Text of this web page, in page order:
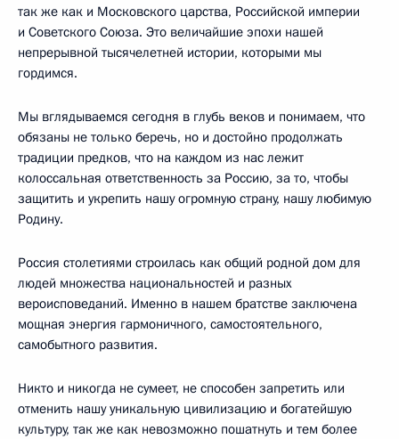
так же как и Московского царства, Российской империи
и Советского Союза. Это величайшие эпохи нашей
непрерывной тысячелетней истории, которыми мы
гордимся.
Мы вглядываемся сегодня в глубь веков и понимаем, что
обязаны не только беречь, но и достойно продолжать
традиции предков, что на каждом из нас лежит
колоссальная ответственность за Россию, за то, чтобы
защитить и укрепить нашу огромную страну, нашу любимую
Родину.
Россия столетиями строилась как общий родной дом для
людей множества национальностей и разных
вероисповеданий. Именно в нашем братстве заключена
мощная энергия гармоничного, самостоятельного,
самобытного развития.
Никто и никогда не сумеет, не способен запретить или
отменить нашу уникальную цивилизацию и богатейшую
культуру, так же как невозможно пошатнуть и тем более